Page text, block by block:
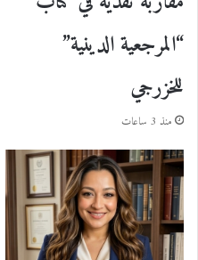
“المرجعية الدينية”
للخزرجي
منذ 3 ساعات